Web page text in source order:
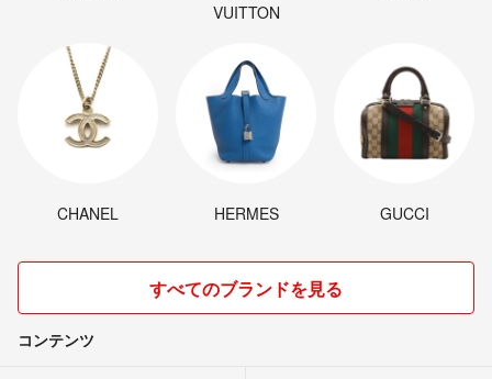
VUITTON
CHANEL HERMES GUCCI
すべてのブランドを見る
コンテンツ